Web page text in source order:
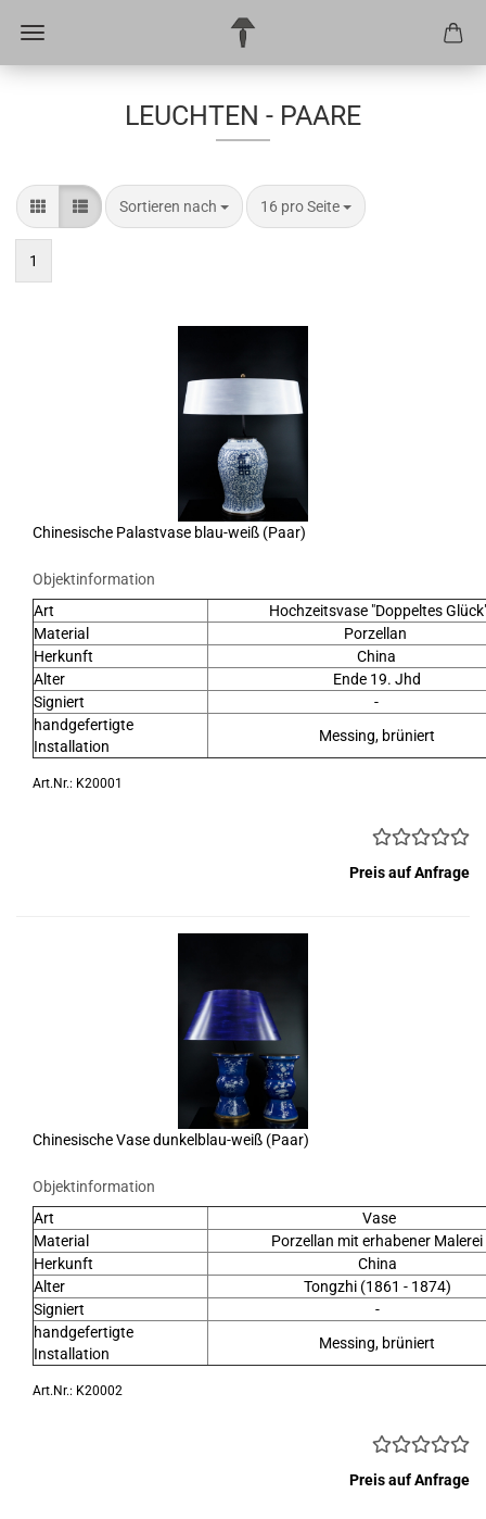
LEUCHTEN - PAARE
Sortieren nach
Sortieren nach 16 pro Seite
pro Seite
1
Chinesische Palastvase blau-weiß (Paar)
Objektinformation
Art
Hochzeitsvase "Doppeltes
Material
Porzellan
Herkunft
China
Alter
Ende 19. Jhd
Signiert
-
handgefertigte
Installation
Messing, brüniert
Art.Nr.: K20001
Preis auf Anfrage
Chinesische Vase dunkelblau-weiß (Paar)
Objektinformation
Art
Vase
Material
Porzellan mit erhabener Malerei
Herkunft
China
Alter
Tongzhi (1861 - 1874)
Signiert
-
handgefertigte
Installation
Messing, brüniert
Art.Nr.: K20002
Preis auf Anfrage